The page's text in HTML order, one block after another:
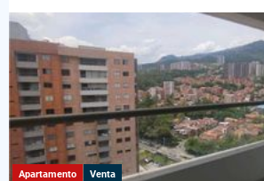
Apartamento Venta